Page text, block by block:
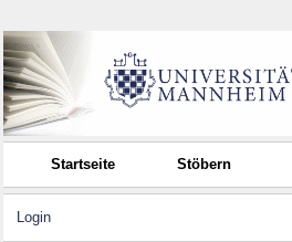
Startseite Stöbern
Login